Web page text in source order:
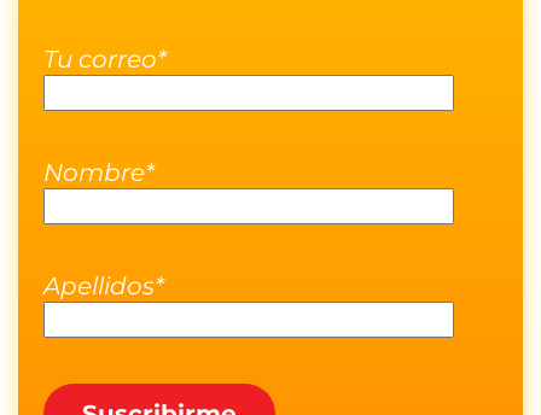
Tu correo*
Nombre*
Apellidos*